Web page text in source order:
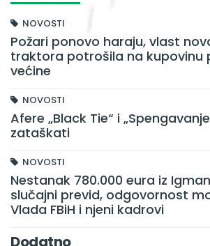
NOVOSTI
Požari ponovo haraju, vlast
traktora potrošila na kupovinu
većine
NOVOSTI
Afere „Black Tie“ i
zataškati
NOVOSTI
Nestanak 780.000 eura iz
slučajni previd, odgovornost
Vlada FBiH i njeni kadrovi
Dodatno